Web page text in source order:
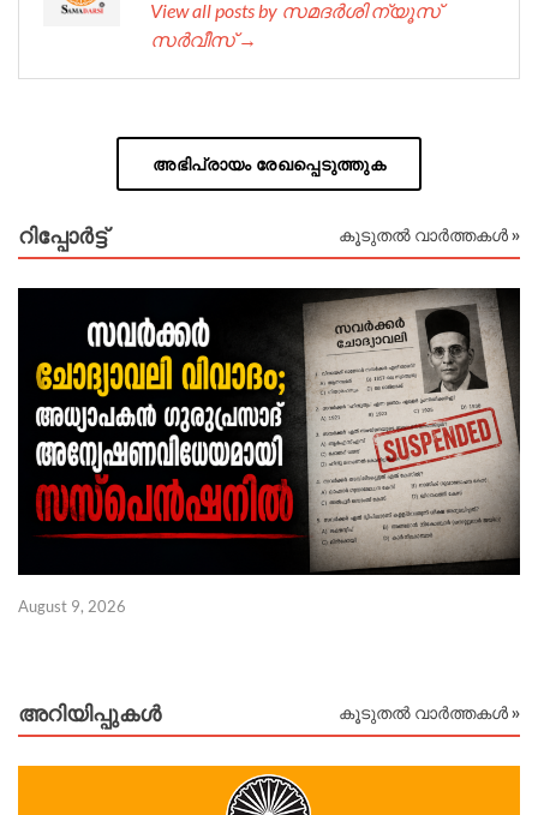
View all posts by സമദർശി ന്യൂസ്
സർവീസ് →
അഭിപ്രായം രേഖപ്പെടുത്തുക
റിപ്പോര്‍ട്ട് കൂടുതൽ വാർത്തകൾ »
August 9, 2026
അറിയിപ്പുകള്‍ കൂടുതൽ വാർത്തകൾ »